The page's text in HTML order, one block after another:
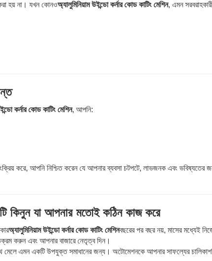
করা হয় না। যখন কোনওঅ্যালুমিনিয়াম উইন্ডো কর্নার কোড কাটিং মেশিন, এমন
কর্নার কোড কাটিং মেশিন, আপনি:
করে, আপনি নিশ্চিত করেন যে আপনার ব্যবসা চটপটে, লাভজনক এবং ভবিষ্যতের
কিনুন যা আপনার মতোই কঠিন কাজ করে
অ্যালুমিনিয়াম উইন্ডো কর্নার কোড কাটিং মেশিনবছরের পর বছর নয়, মাসের মধ্যেই
করুন এবং আপনার বাজারে নেতৃত্ব দিন।
মেলে এমন একটি উপযুক্ত সমাধানের জন্য। অটোমেশনকে আপনার সাফল্যের